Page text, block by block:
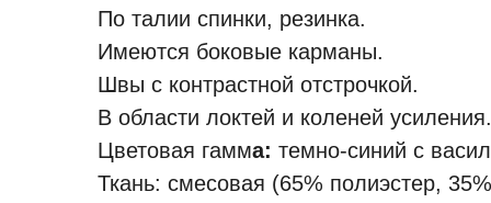
По талии спинки, резинка.
Имеются боковые карманы.
Швы с контрастной отстрочкой.
В области локтей и коленей усиления.
Цветовая гамма: темно-синий с
Ткань: смесовая (65% полиэстер,